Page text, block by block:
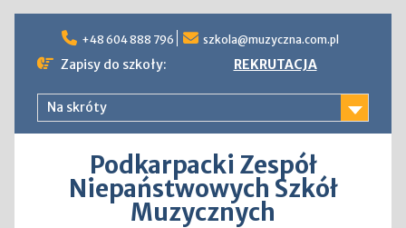
content
+48 604 888 796 szkola@muzyczna.com.pl
Zapisy do szkoły: REKRUTACJA
Na skróty
Podkarpacki Zespół
Niepaństwowych Szkół
Muzycznych